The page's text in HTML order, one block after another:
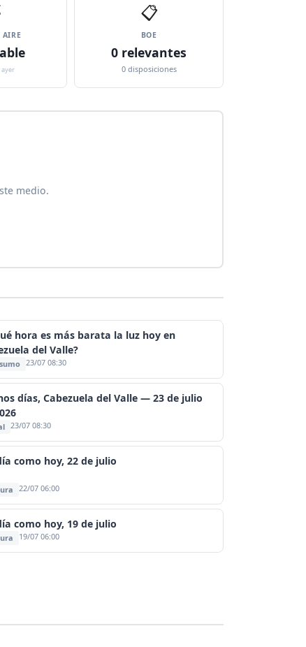
AIRE
ayer
📋
BOE
0 relevantes
0 disposiciones
medio.
hora es más barata la luz hoy en
del Valle?
23/07 08:30
días, Cabezuela del Valle — 23 de julio
23/07 08:30
como hoy, 22 de julio
22/07 06:00
como hoy, 19 de julio
19/07 06:00